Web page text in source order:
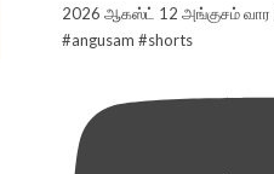
2026 ஆகஸ்ட் 12 அங்குசம் வார
#angusam #shorts